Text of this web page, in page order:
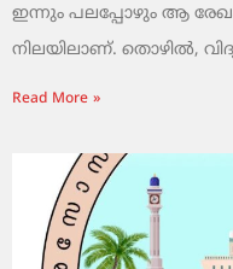
ഇന്നും പലപ്പോഴും ആ
നിലയിലാണ്. തൊഴിൽ,
Read More »